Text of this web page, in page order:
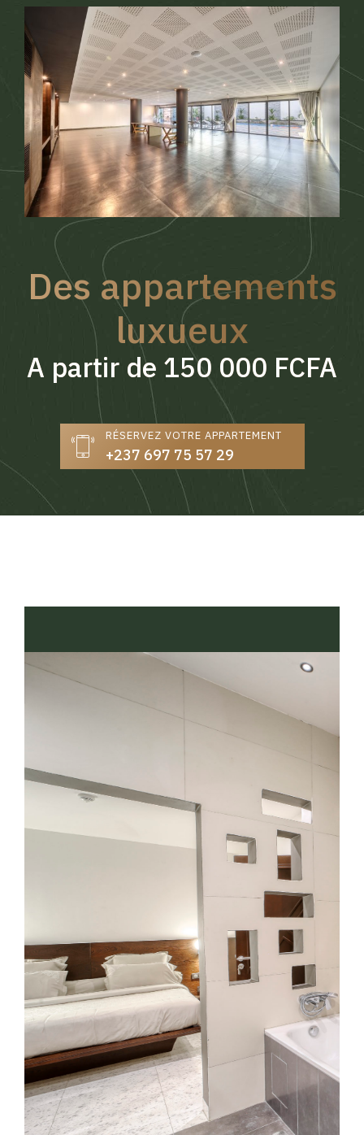
Des appartements
luxueux
A partir de 150 000 FCFA
RÉSERVEZ VOTRE APPARTEMENT
+237 697 75 57 29